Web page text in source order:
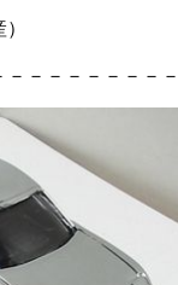
－－－－－－－